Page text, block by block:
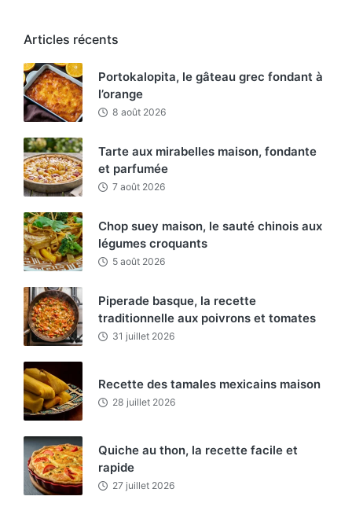
Articles récents
Portokalopita, le gâteau grec fondant à
l’orange
8 août 2026
Tarte aux mirabelles maison, fondante
et parfumée
7 août 2026
Chop suey maison, le sauté chinois aux
légumes croquants
5 août 2026
Piperade basque, la recette
traditionnelle aux poivrons et tomates
31 juillet 2026
Recette des tamales mexicains maison
28 juillet 2026
Quiche au thon, la recette facile et
rapide
27 juillet 2026